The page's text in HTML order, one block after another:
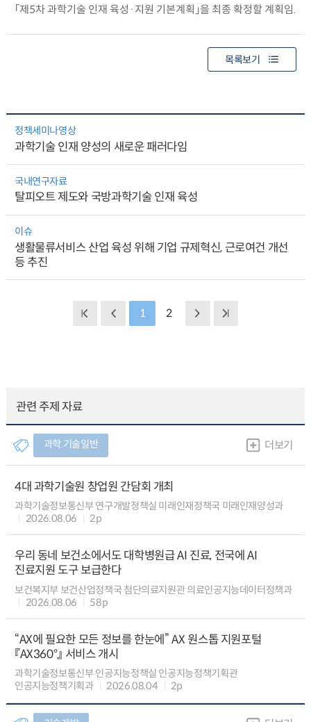
「제5차 과학기술 인재 육성·지원 기본계획」을 최종 확정할 계획임.
목록보기
정책세미나영상
과학기술 인재 양성의 새로운 패러다임
국내연구자료
탈피오트 제도와 국방과학기술 인재 육성
이슈
생활물류서비스 산업 육성 위해 기업 규제혁신, 근로여건 개선
등 추진
1 2
관련 주제 자료
과학.기술일반 더보기
4대 과학기술원 창업원 간담회 개최
과학기술정보통신부 연구개발정책실 미래인재정책국 미래인재양성과
2026.08.06
2p
우리 동네 보건소에서도 대학병원급 AI 진료, 전국에 AI
진료지원 도구 보급한다
보건복지부 보건산업정책국 첨단의료지원관 의료인공지능데이터정책과
2026.08.06
58p
“AX에 필요한 모든 정보를 한눈에” AX 원스톱 지원포털
『AX360°』 서비스 개시
과학기술정보통신부 인공지능정책실 인공지능정책기획관
인공지능정책기획과
2026.08.04 2p